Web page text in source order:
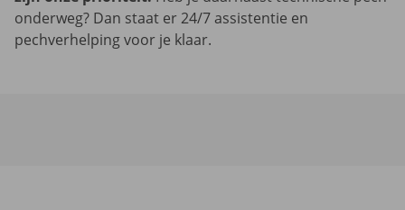
onderweg? Dan staat er 24/7 assistentie en
pechverhelping voor je klaar.